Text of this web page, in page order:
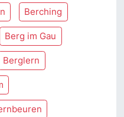
Berching
Berg im Gau
Berglern